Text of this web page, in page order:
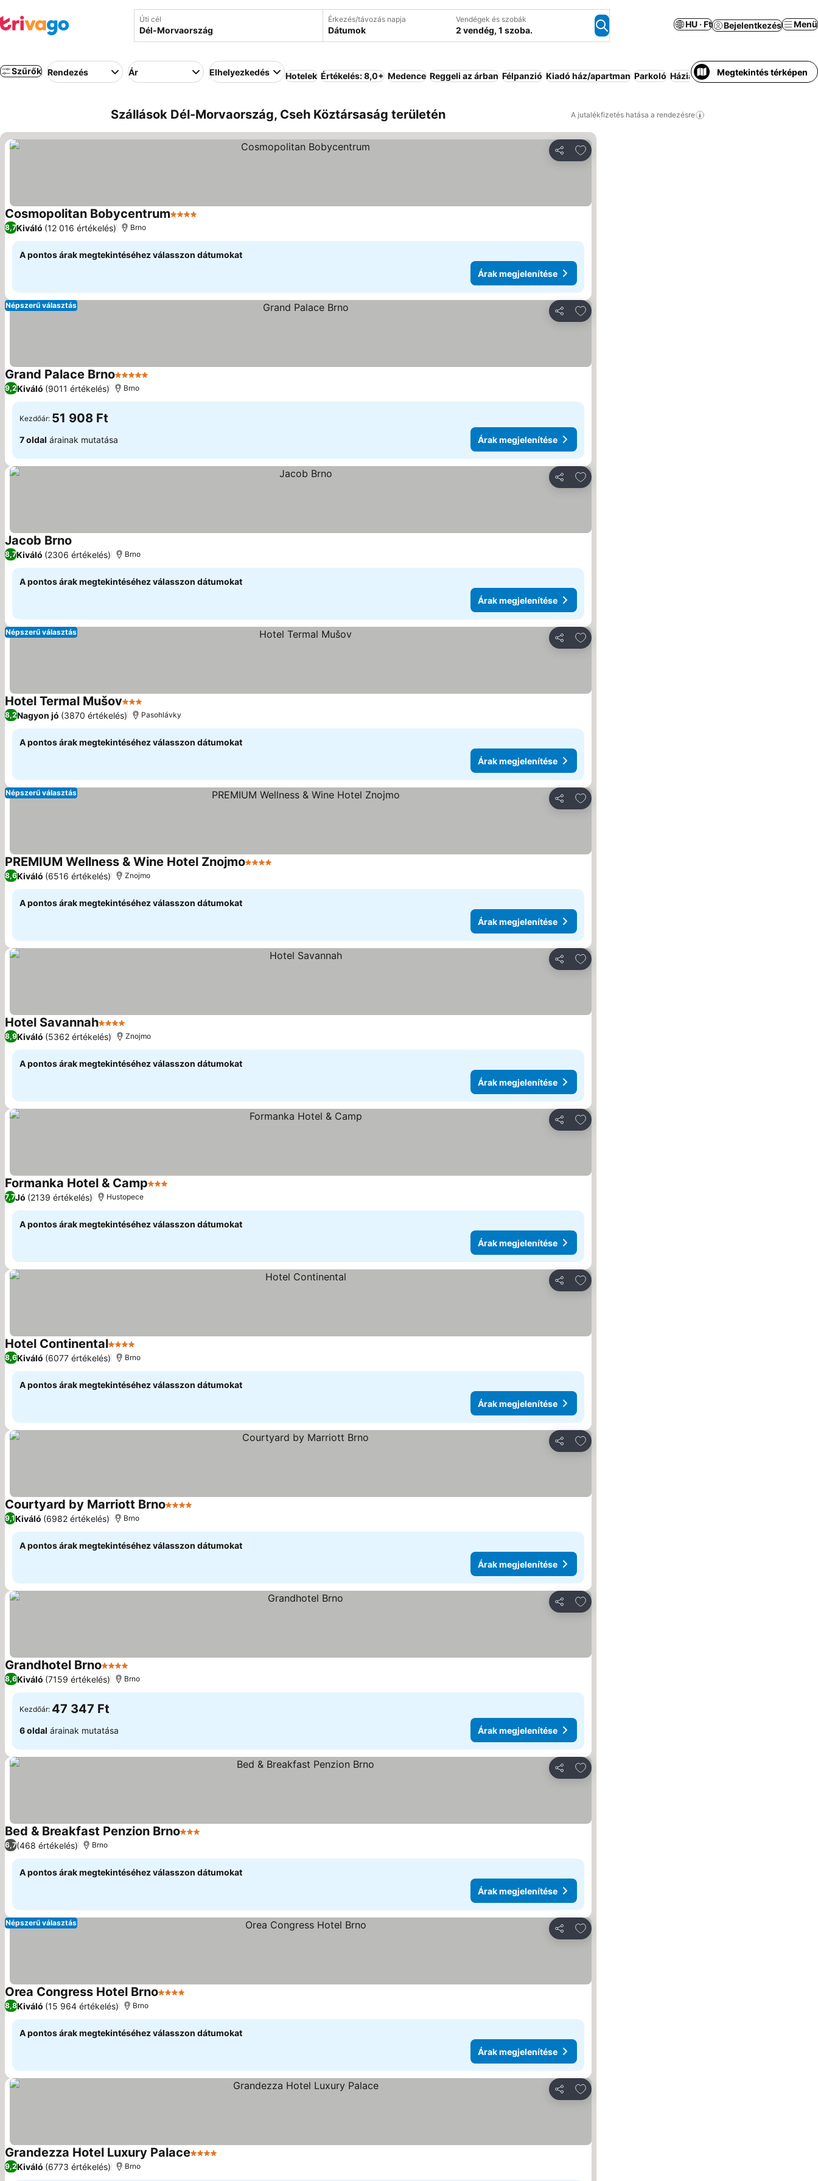
Úti cél Érkezés/távozás napja
Dátumok
Vendégek és szobák
2 vendég, 1 szoba.
HU · Ft Bejelentkezés Menü
Szűrők Rendezés Ár Elhelyezkedés Hotelek Értékelés: 8,0+ Medence Reggeli az árban Félpanzió Kiadó ház/apartman Parkoló Háziállat megengedett Vendégház
Megtekintés térképen
Szállások Dél-Morvaország, Cseh Köztársaság területén A jutalékfizetés hatása a rendezésre
Megosztás
Hozzáadás a kedvencekhez
Cosmopolitan Bobycentrum4 Kategória
8,7Kiváló (12 016 értékelés) Brno
A pontos árak megtekintéséhez válasszon dátumokat
Árak megjelenítése
Megosztás
Hozzáadás a kedvencekhez
Népszerű választás
Grand Palace Brno5 Kategória
9,2Kiváló (9011 értékelés) Brno
Kezdőár: 51 908 Ft
7 oldal árainak mutatása Árak megjelenítése
Megosztás
Hozzáadás a kedvencekhez
Jacob Brno Árak megjelenítése
8,7Kiváló (2306 értékelés) Brno
A pontos árak megtekintéséhez válasszon dátumokat
Árak megjelenítése
Megosztás
Hozzáadás a kedvencekhez
Népszerű választás
Hotel Termal Mušov3 Kategória
8,2Nagyon jó (3870 értékelés) Pasohlávky
A pontos árak megtekintéséhez válasszon dátumokat
Árak megjelenítése
Megosztás
Hozzáadás a kedvencekhez
Népszerű választás
PREMIUM Wellness & Wine Hotel Znojmo4 Kategória
8,6Kiváló (6516 értékelés) Znojmo
A pontos árak megtekintéséhez válasszon dátumokat
Árak megjelenítése
Megosztás
Hozzáadás a kedvencekhez
Hotel Savannah4 Kategória
8,9Kiváló (5362 értékelés) Znojmo
A pontos árak megtekintéséhez válasszon dátumokat
Árak megjelenítése
Megosztás
Hozzáadás a kedvencekhez
Formanka Hotel & Camp3 Kategória
7,7Jó (2139 értékelés) Hustopece
A pontos árak megtekintéséhez válasszon dátumokat
Árak megjelenítése
Megosztás
Hozzáadás a kedvencekhez
Hotel Continental4 Kategória
8,6Kiváló (6077 értékelés) Brno
A pontos árak megtekintéséhez válasszon dátumokat
Árak megjelenítése
Megosztás
Hozzáadás a kedvencekhez
Courtyard by Marriott Brno4 Kategória
9,1Kiváló (6982 értékelés) Brno
A pontos árak megtekintéséhez válasszon dátumokat
Árak megjelenítése
Megosztás
Hozzáadás a kedvencekhez
Grandhotel Brno4 Kategória
8,6Kiváló (7159 értékelés) Brno
Kezdőár: 47 347 Ft
6 oldal árainak mutatása Árak megjelenítése
Megosztás
Hozzáadás a kedvencekhez
Bed & Breakfast Penzion Brno3 Kategória
6,7(468 értékelés) Brno
A pontos árak megtekintéséhez válasszon dátumokat
Árak megjelenítése
Megosztás
Hozzáadás a kedvencekhez
Népszerű választás
Orea Congress Hotel Brno4 Kategória
8,8Kiváló (15 964 értékelés) Brno
A pontos árak megtekintéséhez válasszon dátumokat
Árak megjelenítése
Megosztás
Hozzáadás a kedvencekhez
Grandezza Hotel Luxury Palace4 Kategória
9,2Kiváló (6773 értékelés) Brno